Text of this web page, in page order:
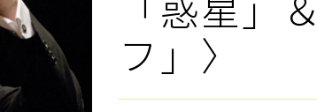
フ」〉